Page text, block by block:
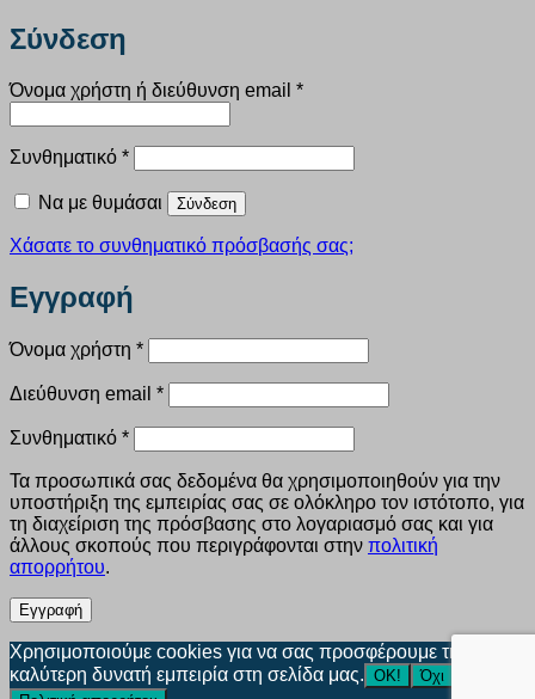
Σύνδεση
Όνομα χρήστη ή διεύθυνση email *Απαιτείται
Συνθηματικό *Απαιτείται
Να με θυμάσαι Σύνδεση
Χάσατε το συνθηματικό πρόσβασής σας;
Εγγραφή
Όνομα χρήστη *Απαιτείται
Διεύθυνση email *Απαιτείται
Συνθηματικό *Απαιτείται
Τα προσωπικά σας δεδομένα θα χρησιμοποιηθούν για την
υποστήριξη της εμπειρίας σας σε ολόκληρο τον ιστότοπο, για
τη διαχείριση της πρόσβασης στο λογαριασμό σας και για
άλλους σκοπούς που περιγράφονται στην πολιτική
απορρήτου.
Εγγραφή
Χρησιμοποιούμε cookies για να σας προσφέρουμε την
καλύτερη δυνατή εμπειρία στη σελίδα μας. ΟΚ!
Όχι